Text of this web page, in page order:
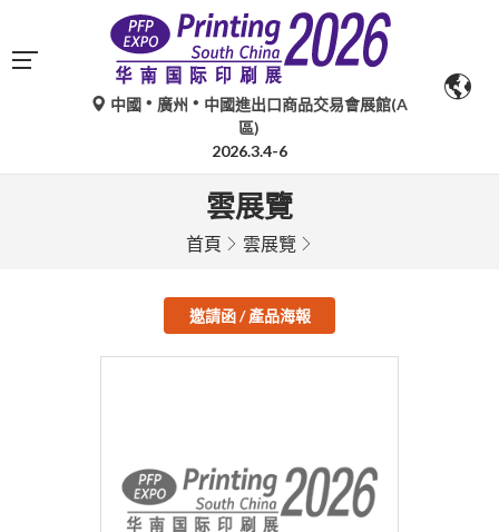
中國 廣州
中國進出口商品交易會展館(A
區)
2026.3.4-6
雲展覽
首頁 雲展覽
邀請函 / 產品海報